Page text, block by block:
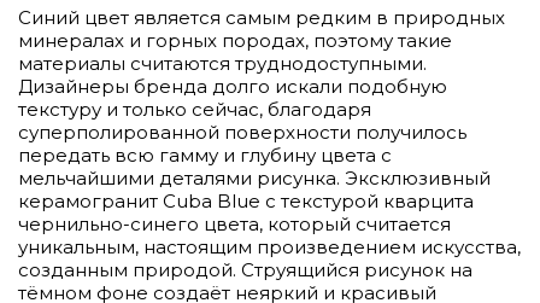
Синий цвет является самым редким в природных
минералах и горных породах, поэтому такие
материалы считаются труднодоступными.
Дизайнеры бренда долго искали подобную
текстуру и только сейчас, благодаря
суперполированной поверхности получилось
передать всю гамму и глубину цвета с
мельчайшими деталями рисунка. Эксклюзивный
керамогранит Cuba Blue с текстурой кварцита
чернильно-синего цвета, который считается
уникальным, настоящим произведением искусства,
созданным природой. Струящийся рисунок на
тёмном фоне создаёт неяркий и красивый